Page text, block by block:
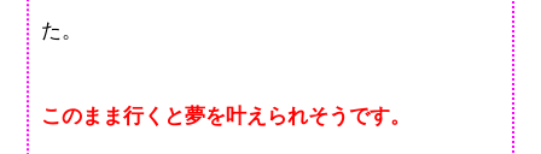
た。
このまま行くと夢を叶えられそうです。